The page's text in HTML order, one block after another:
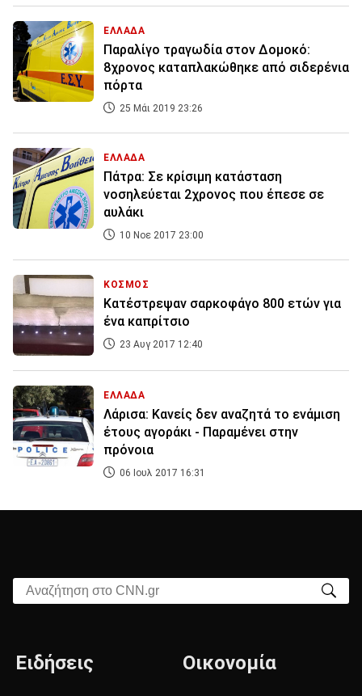
ΕΛΛΑΔΑ
Παραλίγο τραγωδία στον Δομοκό:
8χρονος καταπλακώθηκε από σιδερένια
πόρτα
25 Μάι 2019 23:26
ΕΛΛΑΔΑ
Πάτρα: Σε κρίσιμη κατάσταση
νοσηλεύεται 2χρονος που έπεσε σε
αυλάκι
10 Νοε 2017 23:00
ΚΟΣΜΟΣ
Κατέστρεψαν σαρκοφάγο 800 ετών για
ένα καπρίτσιο
23 Αυγ 2017 12:40
ΕΛΛΑΔΑ
Λάρισα: Κανείς δεν αναζητά το ενάμιση
έτους αγοράκι - Παραμένει στην
πρόνοια
06 Ιουλ 2017 16:31
Αναζήτηση στο CNN.gr
Ειδήσεις Οικονομία